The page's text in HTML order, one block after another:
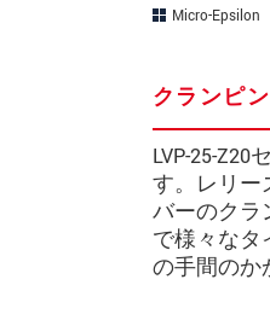
Micro-Epsilon
クランピ
LVP-25-
す。レリー
バーのクラ
で様々なタ
の手間のか
所在地
電話
メー
ス *
メッ